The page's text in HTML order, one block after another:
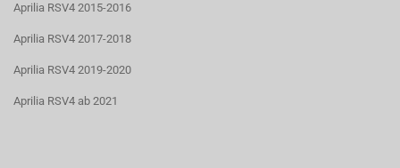
Aprilia RSV4 2015-2016
Aprilia RSV4 2017-2018
Aprilia RSV4 2019-2020
Aprilia RSV4 ab 2021